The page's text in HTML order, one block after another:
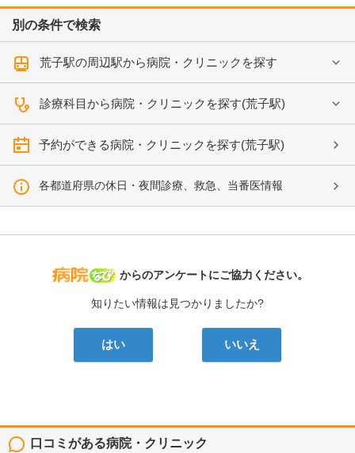
別の条件で検索
荒子駅の周辺駅から病院・クリニックを探す
診療科目から病院・クリニックを探す(荒子駅)
予約ができる病院・クリニックを探す(荒子駅)
各都道府県の休日・夜間診療、救急、当番医情報
病院なび
からのアンケートにご協力ください。
知りたい情報は見つかりましたか?
はい いいえ
口コミがある病院・クリニック